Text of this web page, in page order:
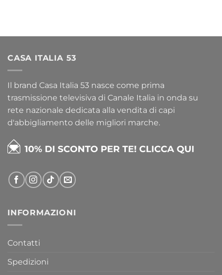
CASA ITALIA 53
Il brand Casa Italia 53 nasce come prima
trasmissione televisiva di Canale Italia in onda su
rete nazionale dedicata alla vendita di capi
d'abbigliamento delle migliori marche.
INFORMAZIONI
Contatti
Spedizioni